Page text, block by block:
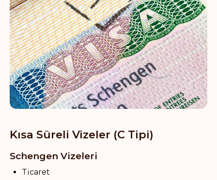
Kısa Süreli Vizeler (C Tipi)
Schengen Vizeleri
Ticaret